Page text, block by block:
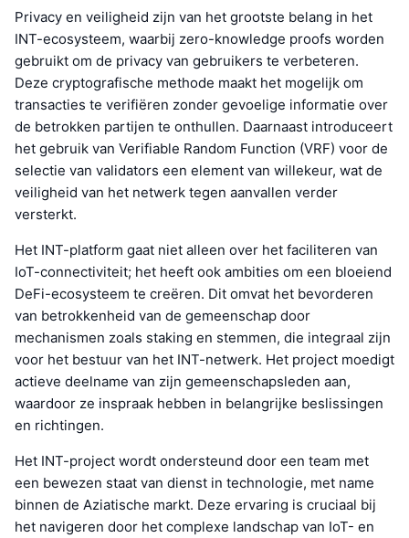
Privacy en veiligheid zijn van het grootste belang in het
INT-ecosysteem, waarbij zero-knowledge proofs worden
gebruikt om de privacy van gebruikers te verbeteren.
Deze cryptografische methode maakt het mogelijk om
transacties te verifiëren zonder gevoelige informatie over
de betrokken partijen te onthullen. Daarnaast introduceert
het gebruik van Verifiable Random Function (VRF) voor de
selectie van validators een element van willekeur, wat de
veiligheid van het netwerk tegen aanvallen verder
versterkt.
Het INT-platform gaat niet alleen over het faciliteren van
IoT-connectiviteit; het heeft ook ambities om een bloeiend
DeFi-ecosysteem te creëren. Dit omvat het bevorderen
van betrokkenheid van de gemeenschap door
mechanismen zoals staking en stemmen, die integraal zijn
voor het bestuur van het INT-netwerk. Het project moedigt
actieve deelname van zijn gemeenschapsleden aan,
waardoor ze inspraak hebben in belangrijke beslissingen
en richtingen.
Het INT-project wordt ondersteund door een team met
een bewezen staat van dienst in technologie, met name
binnen de Aziatische markt. Deze ervaring is cruciaal bij
het navigeren door het complexe landschap van IoT- en